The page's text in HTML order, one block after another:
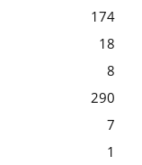
174
18
8
290
7
1